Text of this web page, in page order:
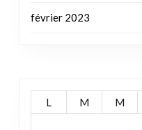
février 2023
L M M